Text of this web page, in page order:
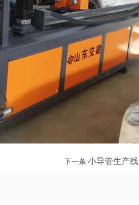
下一条:小导管生产线